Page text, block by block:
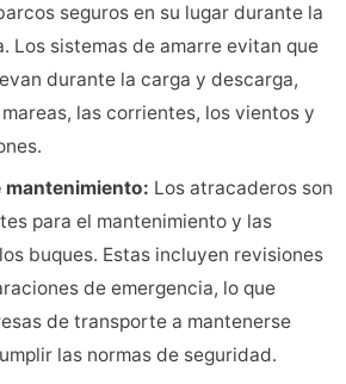
seguros en su lugar durante la
Los sistemas de amarre evitan que
durante la carga y descarga,
las corrientes, los vientos y
mantenimiento: Los atracaderos son
para el mantenimiento y las
buques. Estas incluyen revisiones
de emergencia, lo que
de transporte a mantenerse
las normas de seguridad.